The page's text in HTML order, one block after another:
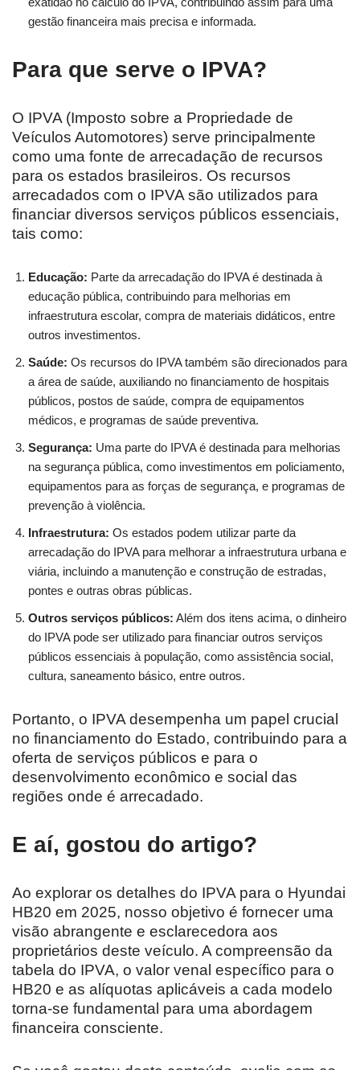
gestão financeira mais precisa e informada.
Para que serve o IPVA?
O IPVA (Imposto sobre a Propriedade de
Veículos Automotores) serve principalmente
como uma fonte de arrecadação de recursos
para os estados brasileiros. Os recursos
arrecadados com o IPVA são utilizados para
financiar diversos serviços públicos essenciais,
tais como:
Educação: Parte da arrecadação do IPVA é destinada à
educação pública, contribuindo para melhorias em
infraestrutura escolar, compra de materiais didáticos, entre
outros investimentos.
Saúde: Os recursos do IPVA também são direcionados para
a área de saúde, auxiliando no financiamento de hospitais
públicos, postos de saúde, compra de equipamentos
médicos, e programas de saúde preventiva.
Segurança: Uma parte do IPVA é destinada para melhorias
na segurança pública, como investimentos em policiamento,
equipamentos para as forças de segurança, e programas de
prevenção à violência.
Infraestrutura: Os estados podem utilizar parte da
arrecadação do IPVA para melhorar a infraestrutura urbana e
viária, incluindo a manutenção e construção de estradas,
pontes e outras obras públicas.
Outros serviços públicos: Além dos itens acima, o dinheiro
do IPVA pode ser utilizado para financiar outros serviços
públicos essenciais à população, como assistência social,
cultura, saneamento básico, entre outros.
Portanto, o IPVA desempenha um papel crucial
no financiamento do Estado, contribuindo para a
oferta de serviços públicos e para o
desenvolvimento econômico e social das
regiões onde é arrecadado.
E aí, gostou do artigo?
Ao explorar os detalhes do IPVA para o Hyundai
HB20 em 2025, nosso objetivo é fornecer uma
visão abrangente e esclarecedora aos
proprietários deste veículo. A compreensão da
tabela do IPVA, o valor venal específico para o
HB20 e as alíquotas aplicáveis a cada modelo
torna-se fundamental para uma abordagem
financeira consciente.